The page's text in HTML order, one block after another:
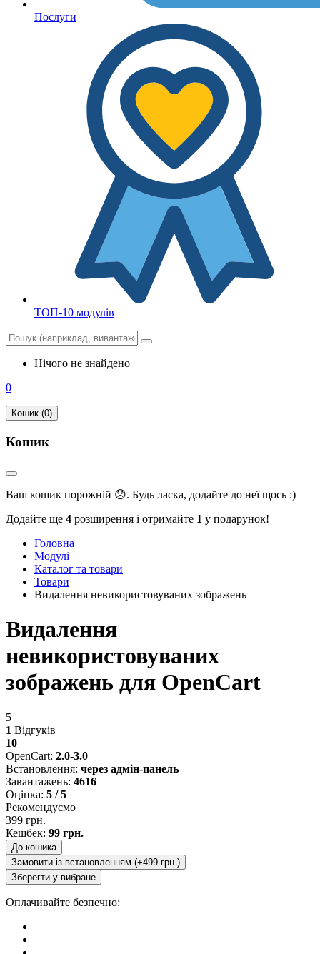
Послуги
ТОП-10 модулів
Нічого не знайдено
0
Кошик (0)
Кошик
Ваш кошик порожній 😞. Будь ласка, додайте до неї щось :)
Додайте ще 4 розширення і отримайте 1 у подарунок!
Головна
Модулі
Каталог та товари
Товари
Видалення невикористовуваних зображень
Видалення
невикористовуваних
зображень для OpenCart
5
1 Відгуків
10
OpenCart: 2.0-3.0
Встановлення: через адмін-панель
Завантажень: 4616
Оцінка: 5 / 5
Рекомендуємо
399 грн.
Кешбек: 99 грн.
До кошика
Замовити із встановленням (+499 грн.)
Зберегти у вибране
Оплачивайте безпечно: